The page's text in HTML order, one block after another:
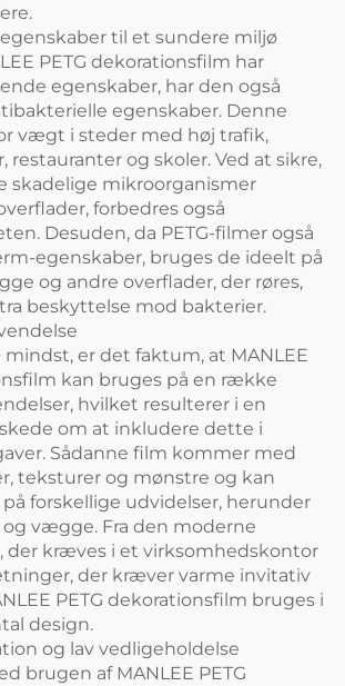
til et sundere miljø
PETG dekorationsfilm har
egenskaber, har den også
egenskaber. Denne
vægt i steder med høj trafik,
restauranter og skoler. Ved at sikre,
skadelige mikroorganismer
forbedres også
Desuden, da PETG-filmer også
egenskaber, bruges de ideelt på
og andre overflader, der røres,
beskyttelse mod bakterier.
er det faktum, at MANLEE
kan bruges på en række
hvilket resulterer i en
om at inkludere dette i
Sådanne film kommer med
teksturer og mønstre og kan
forskellige udvidelser, herunder
og vægge. Fra den moderne
der kræves i et virksomhedskontor
der kræver varme invitativ
PETG dekorationsfilm bruges i
design.
og lav vedligeholdelse
brugen af MANLEE PETG